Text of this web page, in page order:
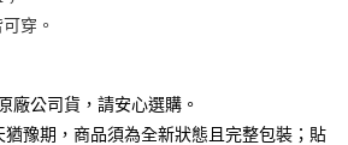
含以上)免運費
穿。
廠公司貨，請安心選購。
猶豫期，商品須為全新狀態且完整包裝；貼